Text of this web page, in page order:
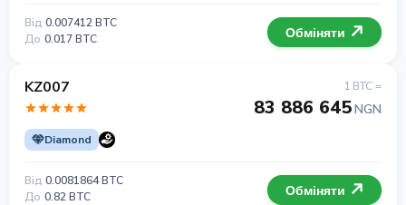
Від 0.007412 BTC
До 0.017 BTC Обміняти
KZ007
Diamond
1 BTC =
83 886 645NGN
Від 0.0081864 BTC
До 0.82 BTC Обміняти